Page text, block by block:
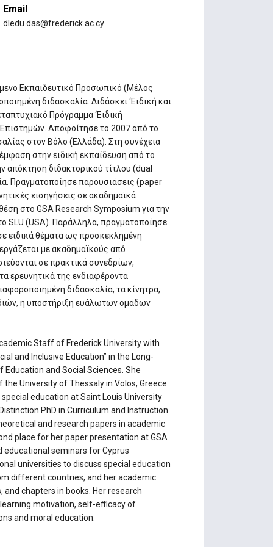
Email
dledu.das@frederick.ac.cy
Εκπαιδευτικό Προσωπικό (Μέλος
διδασκαλία. Διδάσκει ‘Ειδική και
Πρόγραμμα ‘Ειδική
Αποφοίτησε το 2007 από το
στον Βόλο (Ελλάδα). Στη συνέχεια
στην ειδική εκπαίδευση από το
απόκτηση διδακτορικού τίτλου (dual
Πραγματοποίησε παρουσιάσεις (paper
εισηγήσεις σε ακαδημαϊκά
στο GSA Research Symposium για την
SLU (USA). Παράλληλα, πραγματοποίησε
ειδικά θέματα ως προσκεκλημένη
με ακαδημαϊκούς από
σε πρακτικά συνεδρίων,
ερευνητικά της ενδιαφέροντα
διδασκαλία, τα κίνητρα,
η υποστήριξη ευάλωτων ομάδων
Staff of Frederick University with
and Inclusive Education” in the Long-
Education and Social Sciences. She
University of Thessaly in Volos, Greece.
education at Saint Louis University
PhD in Curriculum and Instruction.
and research papers in academic
place for her paper presentation at GSA
educational seminars for Cyprus
universities to discuss special education
different countries, and her academic
chapters in books. Her research
motivation, self-efficacy of
and moral education.